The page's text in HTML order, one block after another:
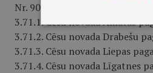
Nr. 90:
3.71.1. Cēsu novada Amatas
3.71.2. Cēsu novada Drabešu
3.71.3. Cēsu novada Liepas
3.71.4. Cēsu novada Līgatnes